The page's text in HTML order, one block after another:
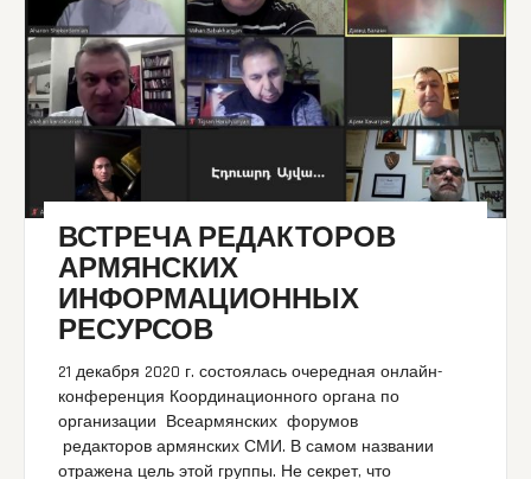
ВСТРЕЧА РЕДАКТОРОВ
АРМЯНСКИХ
ИНФОРМАЦИОННЫХ
РЕСУРСОВ
21 декабря 2020 г. состоялась очередная онлайн-
конференция Координационного органа по
организации Всеармянских форумов
редакторов армянских СМИ. В самом названии
отражена цель этой группы. Не секрет, что